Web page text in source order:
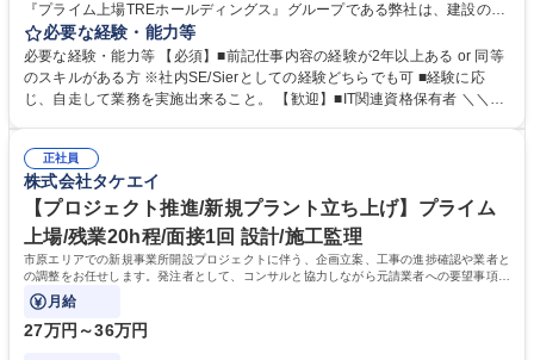
『プライム上場TREホールディングス』グループである弊社は、建設の際
に出る産業廃棄物のリサイクルや再生可能エネルギーにも取り組んでいま
す。そんな弊社での社内SEをこの度お任せ！ 【具体的な業務内容例】 ■
基幹システム(販売管理及び関連システム)の運用・保守、ベンダー対応 ※
開発はベンダーに業務委託しています。 ■グループ内で使用するPC、スマ
取引先への支払い処理等の事務作業 など 募集職種 【東京・港区/社内S
E】★プライム上場グループ/年間休日124日/賞与4.0ヵ月分
必要な経験・能力等
必要な経験・能力等 【必須】■前記仕事内容の経験が2年以上ある or 同等
のスキルがある方 ※社内SE/Sierとしての経験どちらでも可 ■経験に応
じ、自走して業務を実施出来ること。 【歓迎】■IT関連資格保有者 ＼＼★
歴・資格 学歴：大学院 大学 高専 短大 専修学校 語学力： 資格：
正社員
株式会社タケエイ
【プロジェクト推進/新規プラント立ち上げ】プライム
上場/残業20h程/面接1回 設計/施工監理
市原エリアでの新規事業所開設プロジェクトに伴う、企画立案、工事の進捗確認や業者と
の調整をお任せします。発注者として、コンサルと協力しながら元請業者への要望事項の
伝達や折衝をおこないます。
月給
27万円～36万円